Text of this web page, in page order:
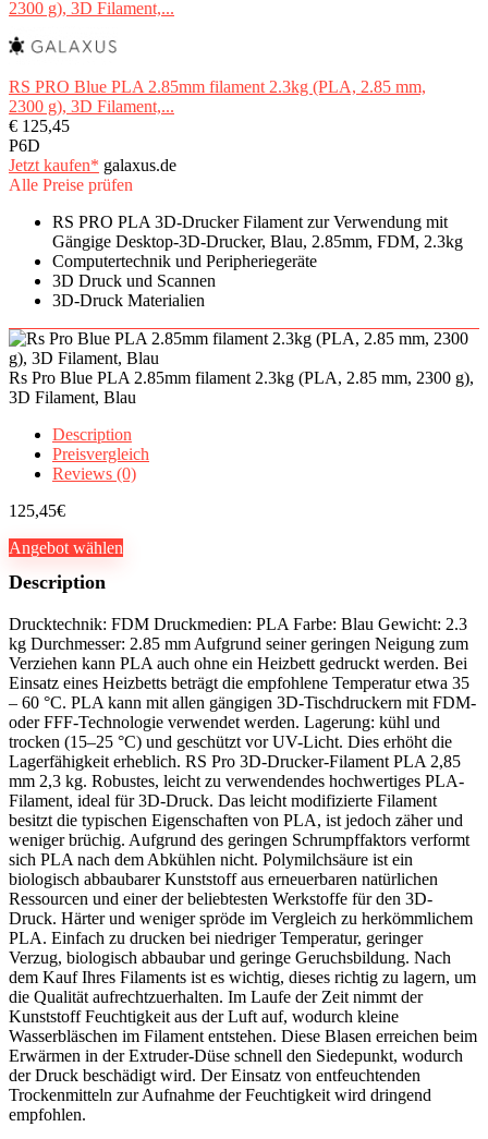
2300 g), 3D Filament,...
RS PRO Blue PLA 2.85mm filament 2.3kg (PLA, 2.85 mm,
2300 g), 3D Filament,...
€ 125,45
P6D
Jetzt kaufen* galaxus.de
Alle Preise prüfen
RS PRO PLA 3D-Drucker Filament zur Verwendung mit
Gängige Desktop-3D-Drucker, Blau, 2.85mm, FDM, 2.3kg
Computertechnik und Peripheriegeräte
3D Druck und Scannen
3D-Druck Materialien
Rs Pro Blue PLA 2.85mm filament 2.3kg (PLA, 2.85 mm, 2300 g),
3D Filament, Blau
Description
Preisvergleich
Reviews (0)
125,45€
Angebot wählen
Description
Drucktechnik: FDM Druckmedien: PLA Farbe: Blau Gewicht: 2.3
kg Durchmesser: 2.85 mm Aufgrund seiner geringen Neigung zum
Verziehen kann PLA auch ohne ein Heizbett gedruckt werden. Bei
Einsatz eines Heizbetts beträgt die empfohlene Temperatur etwa 35
– 60 °C. PLA kann mit allen gängigen 3D-Tischdruckern mit FDM-
oder FFF-Technologie verwendet werden. Lagerung: kühl und
trocken (15–25 °C) und geschützt vor UV-Licht. Dies erhöht die
Lagerfähigkeit erheblich. RS Pro 3D-Drucker-Filament PLA 2,85
mm 2,3 kg. Robustes, leicht zu verwendendes hochwertiges PLA-
Filament, ideal für 3D-Druck. Das leicht modifizierte Filament
besitzt die typischen Eigenschaften von PLA, ist jedoch zäher und
weniger brüchig. Aufgrund des geringen Schrumpffaktors verformt
sich PLA nach dem Abkühlen nicht. Polymilchsäure ist ein
biologisch abbaubarer Kunststoff aus erneuerbaren natürlichen
Ressourcen und einer der beliebtesten Werkstoffe für den 3D-
Druck. Härter und weniger spröde im Vergleich zu herkömmlichem
PLA. Einfach zu drucken bei niedriger Temperatur, geringer
Verzug, biologisch abbaubar und geringe Geruchsbildung. Nach
dem Kauf Ihres Filaments ist es wichtig, dieses richtig zu lagern, um
die Qualität aufrechtzuerhalten. Im Laufe der Zeit nimmt der
Kunststoff Feuchtigkeit aus der Luft auf, wodurch kleine
Wasserbläschen im Filament entstehen. Diese Blasen erreichen beim
Erwärmen in der Extruder-Düse schnell den Siedepunkt, wodurch
der Druck beschädigt wird. Der Einsatz von entfeuchtenden
Trockenmitteln zur Aufnahme der Feuchtigkeit wird dringend
empfohlen.